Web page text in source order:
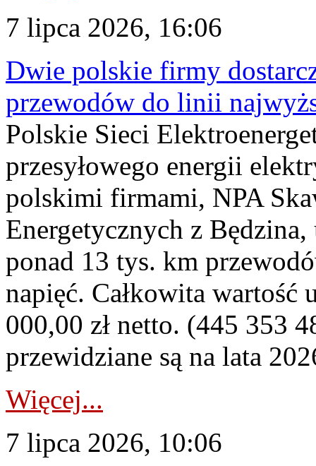
7 lipca 2026, 16:06
Dwie polskie firmy
przewodów do linii
Polskie Sieci
przesyłowego energii
polskimi firmami, NPA
Energetycznych z
ponad 13 tys. km
napięć. Całkowita
000,00 zł netto. (445 353
przewidziane są na lata
Więcej...
7 lipca 2026, 10:06